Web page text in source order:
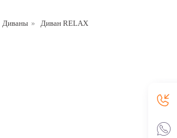
Диваны » Диван RELAX